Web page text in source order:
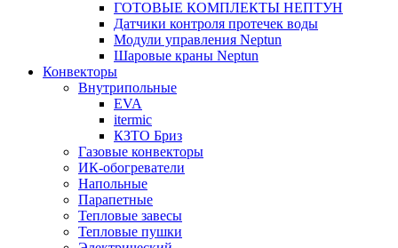
ГОТОВЫЕ КОМПЛЕКТЫ НЕПТУН
Датчики контроля протечек воды
Модули управления Neptun
Шаровые краны Neptun
Конвекторы
Внутрипольные
EVA
itermic
КЗТО Бриз
Газовые конвекторы
ИК-обогреватели
Напольные
Парапетные
Тепловые завесы
Тепловые пушки